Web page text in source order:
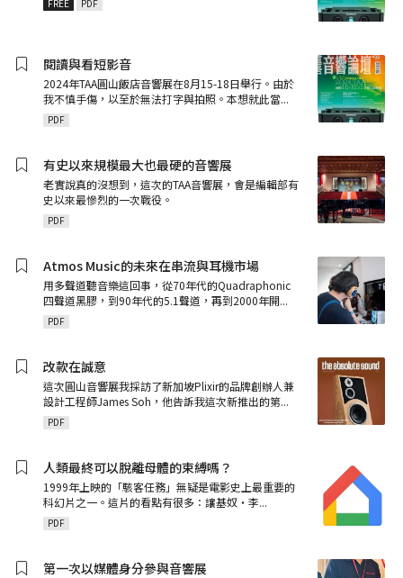
FREE PDF
閱讀與看短影音
2024年TAA圓山飯店音響展在8月15-18日舉行。由於
我不慎手傷，以至於無法打字與拍照。本想就此當...
PDF
有史以來規模最大也最硬的音響展
老實說真的沒想到，這次的TAA音響展，會是編輯部有
史以來最慘烈的一次戰役。
PDF
Atmos Music的未來在串流與耳機市場
用多聲道聽音樂這回事，從70年代的Quadraphonic
四聲道黑膠，到90年代的5.1聲道，再到2000年開...
PDF
改款在誠意
這次圓山音響展我採訪了新加坡Plixir的品牌創辦人兼
設計工程師James Soh，他告訴我這次新推出的第...
PDF
人類最終可以脫離母體的束縛嗎？
1999年上映的「駭客任務」無疑是電影史上最重要的
科幻片之一。這片的看點有很多：讓基奴‧李...
PDF
第一次以媒體身分參與音響展